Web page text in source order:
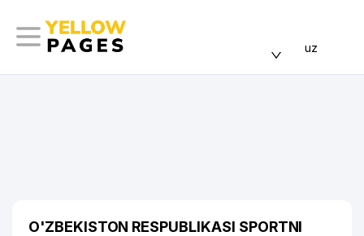
uz
O'ZBEKISTON RESPUBLIKASI SPORTNI